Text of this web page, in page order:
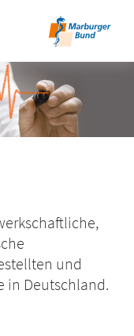
und
in Deutschland.